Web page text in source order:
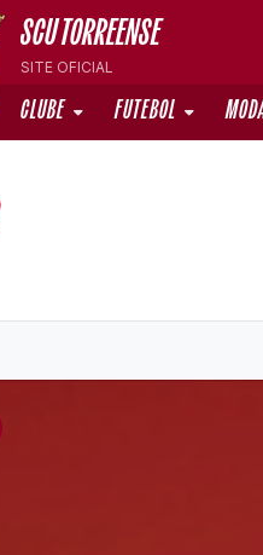
SCU TORREENSE
SITE OFICIAL
CLUBE FUTEBOL